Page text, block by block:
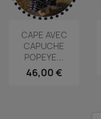
CAPE AVEC
CAPUCHE
POPEYE...
46,00 €